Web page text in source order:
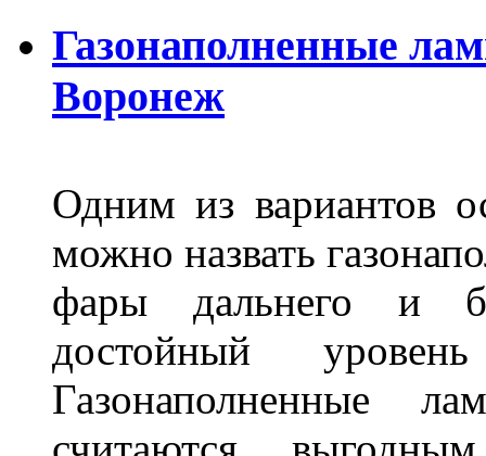
Газонаполненные
Воронеж
Одним из вариантов
можно назвать
фары дальнего и
достойный
Газонаполненные